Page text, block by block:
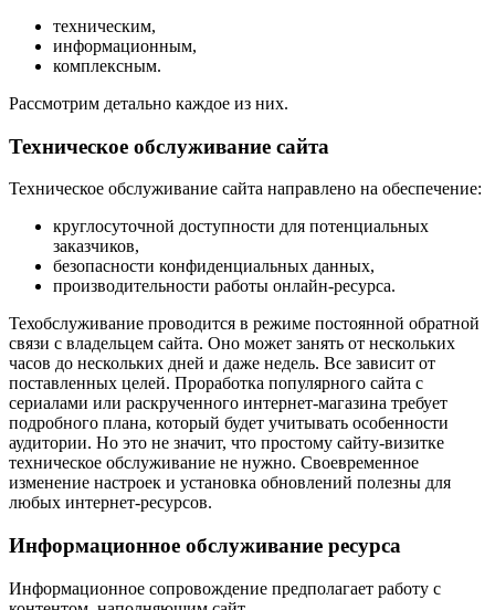
техническим,
информационным,
комплексным.
Рассмотрим детально каждое из них.
Техническое обслуживание сайта
Техническое обслуживание сайта направлено на обеспечение:
круглосуточной доступности для потенциальных
заказчиков,
безопасности конфиденциальных данных,
производительности работы онлайн-ресурса.
Техобслуживание проводится в режиме постоянной обратной
связи с владельцем сайта. Оно может занять от нескольких
часов до нескольких дней и даже недель. Все зависит от
поставленных целей. Проработка популярного сайта с
сериалами или раскрученного интернет-магазина требует
подробного плана, который будет учитывать особенности
аудитории. Но это не значит, что простому сайту-визитке
техническое обслуживание не нужно. Своевременное
изменение настроек и установка обновлений полезны для
любых интернет-ресурсов.
Информационное обслуживание ресурса
Информационное сопровождение предполагает работу с